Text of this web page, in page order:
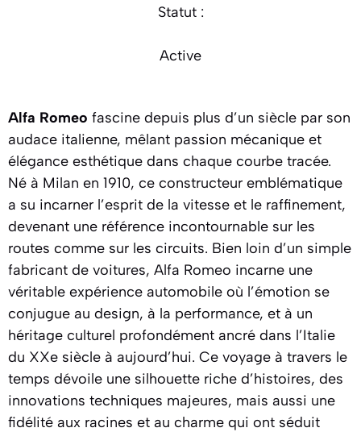
Statut :
Active
Alfa Romeo fascine depuis plus d’un siècle par son
audace italienne, mêlant passion mécanique et
élégance esthétique dans chaque courbe tracée.
Né à Milan en 1910, ce constructeur emblématique
a su incarner l’esprit de la vitesse et le raffinement,
devenant une référence incontournable sur les
routes comme sur les circuits. Bien loin d’un simple
fabricant de voitures, Alfa Romeo incarne une
véritable expérience automobile où l’émotion se
conjugue au design, à la performance, et à un
héritage culturel profondément ancré dans l’Italie
du XXe siècle à aujourd’hui. Ce voyage à travers le
temps dévoile une silhouette riche d’histoires, des
innovations techniques majeures, mais aussi une
fidélité aux racines et au charme qui ont séduit